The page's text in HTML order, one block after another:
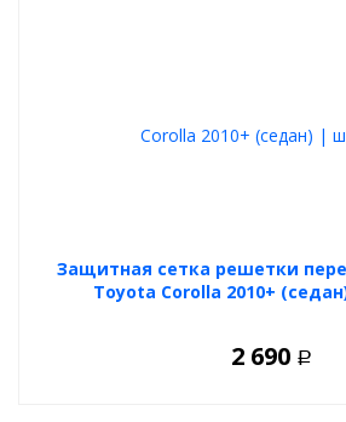
Защитная сетка решетки
Toyota Corolla 2010+
2 690 Р